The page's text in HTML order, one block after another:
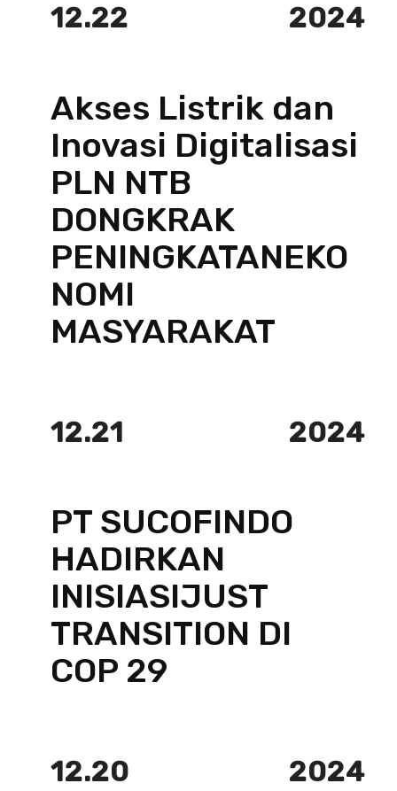
12.22 2024
Akses Listrik dan
Inovasi Digitalisasi
PLN NTB
DONGKRAK
PENINGKATANEKO
NOMI
MASYARAKAT
12.21 2024
PT SUCOFINDO
HADIRKAN
INISIASIJUST
TRANSITION DI
COP 29
12.20 2024